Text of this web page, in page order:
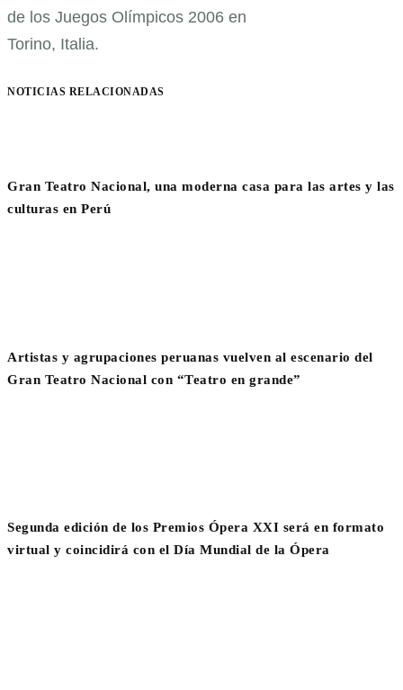
de los Juegos Olímpicos 2006 en
Torino, Italia.
NOTICIAS RELACIONADAS
Gran Teatro Nacional, una moderna casa para las artes y las
culturas en Perú
Artistas y agrupaciones peruanas vuelven al escenario del
Gran Teatro Nacional con “Teatro en grande”
Segunda edición de los Premios Ópera XXI será en formato
virtual y coincidirá con el Día Mundial de la Ópera